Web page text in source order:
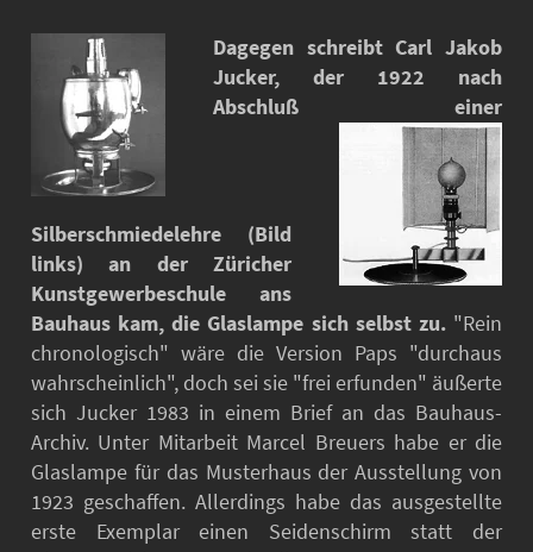
Dagegen schreibt Carl Jakob
Jucker, der 1922 nach
Abschlußeiner
Silberschmiedelehre (Bild
links) an der Züricher
Kunstgewerbeschule ans
Bauhaus kam, die Glaslampe sich selbst zu. "Rein
chronologisch" wäre die Version Paps "durchaus
wahrscheinlich", doch sei sie "frei erfunden" äußerte
sich Jucker 1983 in einem Brief an das Bauhaus-
Archiv. Unter Mitarbeit Marcel Breuers habe er die
Glaslampe für das Musterhaus der Ausstellung von
1923 geschaffen. Allerdings habe das ausgestellte
erste Exemplar einen Seidenschirm statt der